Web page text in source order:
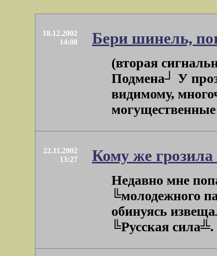
18.12.2002
14:08
Бери шинель,
(вторая
Подмена┘ У
видимому,
22.11.2002
13:27
Кому же
Недавно мне
╚молодежного
обинуясь
╚Русская сила╩.